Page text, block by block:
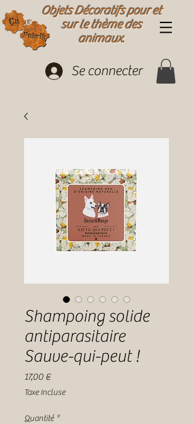
Objets Décoratifs pour et
sur le thème des
animaux.
Se connecter
Shampoing solide
antiparasitaire
Sauve-qui-peut !
17,00 €Prix
Taxe Incluse
Quantité *